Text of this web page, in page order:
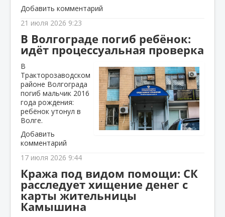
Добавить комментарий
21 июля 2026 9:23
В Волгограде погиб ребёнок:
идёт процессуальная проверка
В
Тракторозаводском
районе Волгограда
погиб мальчик 2016
года рождения:
ребёнок утонул в
Волге.
Добавить
комментарий
17 июля 2026 9:44
Кража под видом помощи: СК
расследует хищение денег с
карты жительницы
Камышина